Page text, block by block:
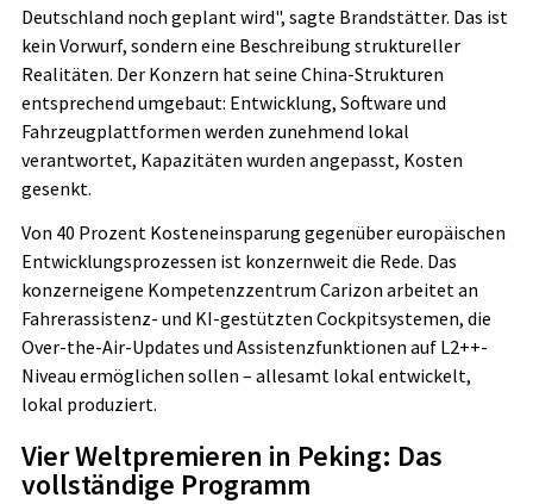
Deutschland noch geplant wird", sagte Brandstätter. Das ist
kein Vorwurf, sondern eine Beschreibung struktureller
Realitäten. Der Konzern hat seine China-Strukturen
entsprechend umgebaut: Entwicklung, Software und
Fahrzeugplattformen werden zunehmend lokal
verantwortet, Kapazitäten wurden angepasst, Kosten
gesenkt.
Von 40 Prozent Kosteneinsparung gegenüber europäischen
Entwicklungsprozessen ist konzernweit die Rede. Das
konzerneigene Kompetenzzentrum Carizon arbeitet an
Fahrerassistenz- und KI-gestützten Cockpitsystemen, die
Over-the-Air-Updates und Assistenzfunktionen auf L2++-
Niveau ermöglichen sollen – allesamt lokal entwickelt,
lokal produziert.
Vier Weltpremieren in Peking: Das
vollständige Programm